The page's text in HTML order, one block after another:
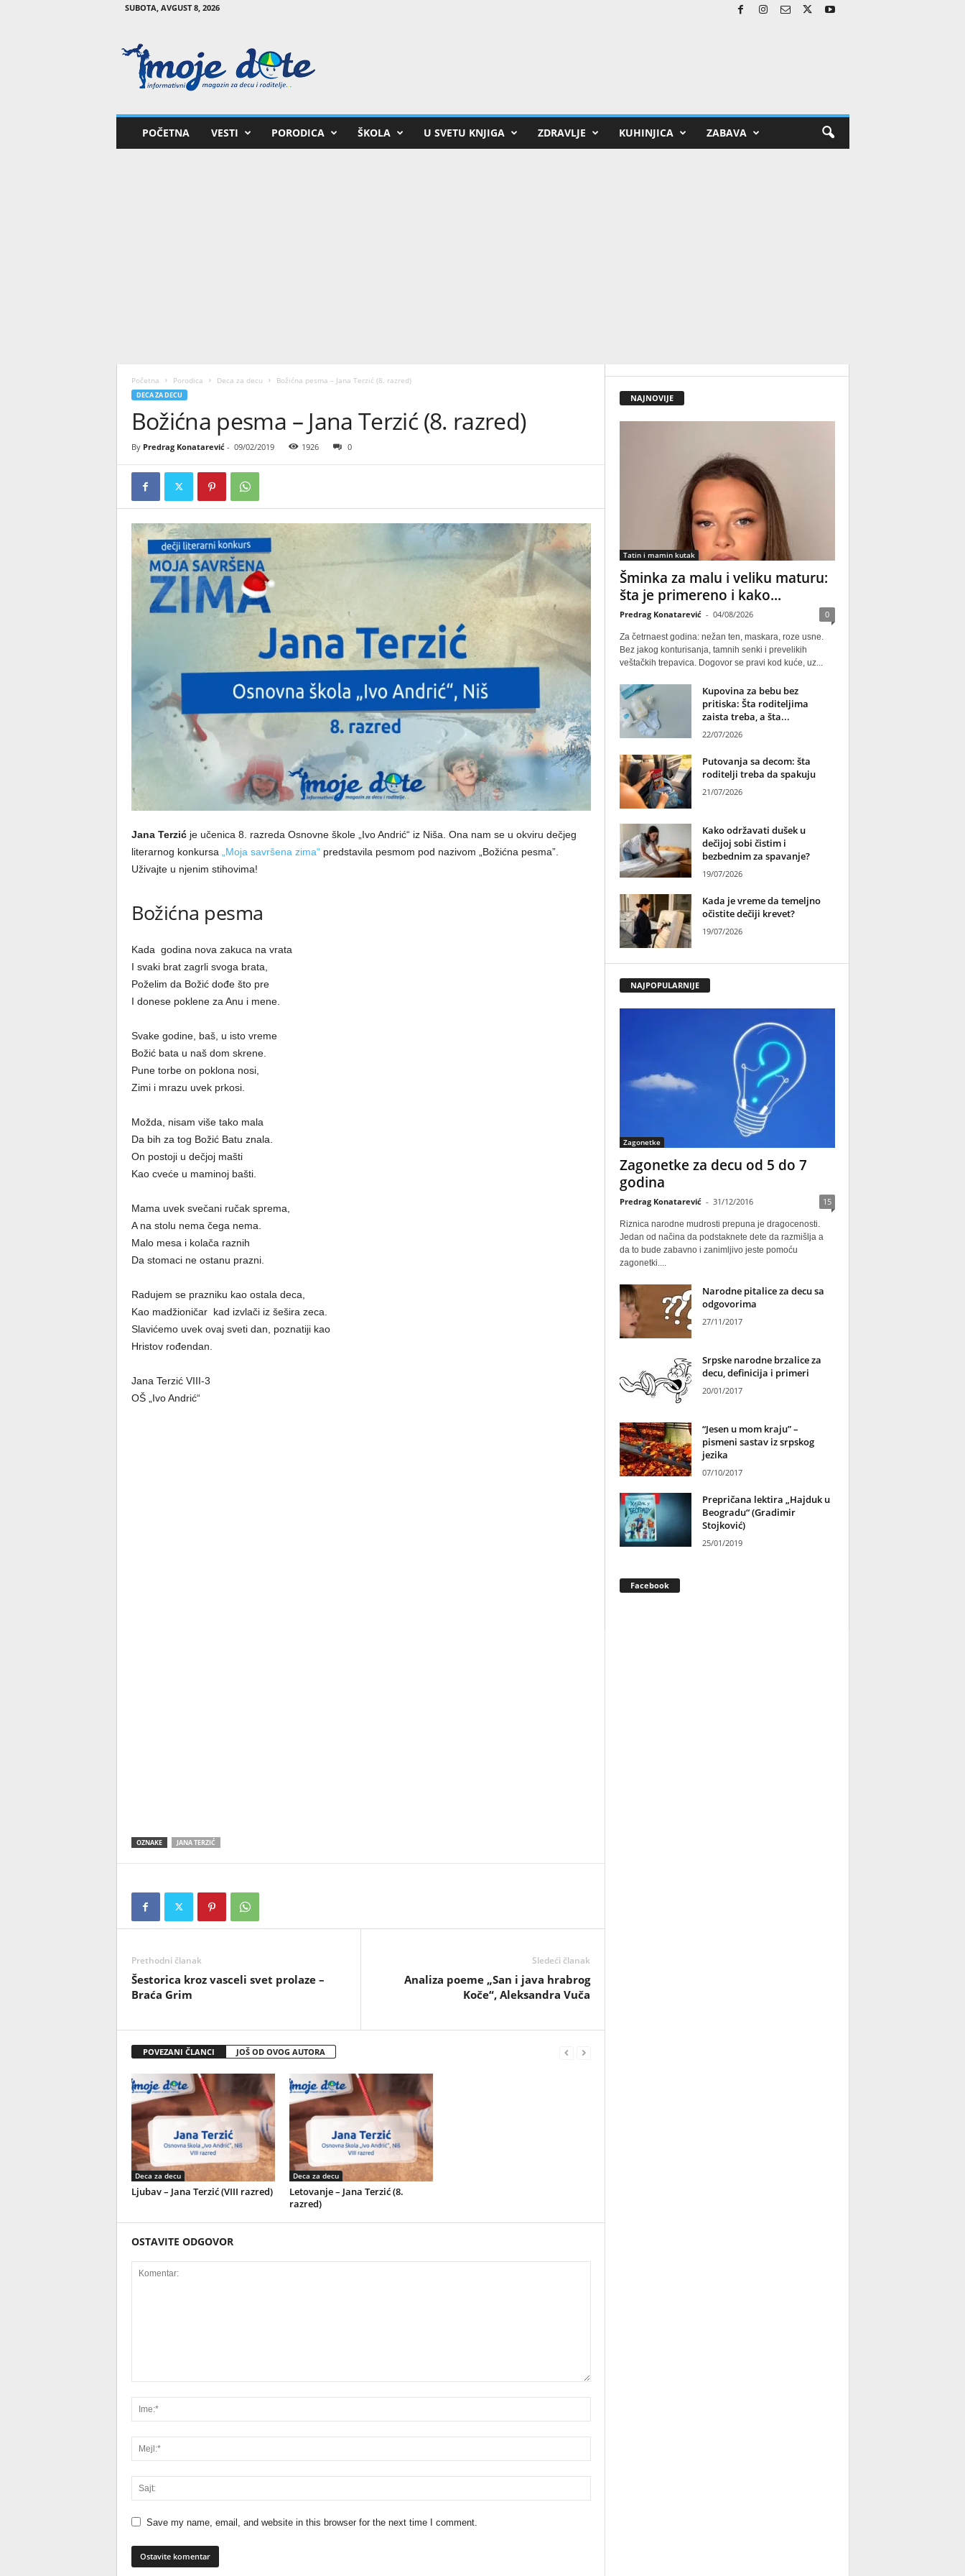
SUBOTA, AVGUST 8, 2026
o
POČETNA VESTI PORODICA ŠKOLA U SVETU KNJIGA ZDRAVLJE KUHINJICA ZABAVA
Početna Porodica Deca za decu Božićna pesma – Jana Terzić (8. razred)
DECA ZA DECU
Božićna pesma – Jana Terzić (8. razred)
By Predrag Konatarević- 09/02/2019 1926 0
Jana Terzićje učenica 8. razreda Osnovne škole „Ivo Andrić“ iz Niša. Ona nam se u okviru dečjeg
literarnog konkursa
„Moja savršena zima“ predstavila pesmom pod nazivom „Božićna pesma”.
Uživajte u njenim stihovima!
Božićna pesma
Kada godina nova zakuca na vrata
I svaki brat zagrli svoga brata,
Poželim da Božić dođe što pre
I donese poklene za Anu i mene.
Svake godine, baš, u isto vreme
Božić bata u naš dom skrene.
Pune torbe on poklona nosi,
Zimi i mrazu uvek prkosi.
Možda, nisam više tako mala
Da bih za tog Božić Batu znala.
On postoji u dečjoj mašti
Kao cveće u maminoj bašti.
Mama uvek svečani ručak sprema,
A na stolu nema čega nema.
Malo mesa i kolača raznih
Da stomaci ne ostanu prazni.
Radujem se prazniku kao ostala deca,
Kao madžioničar kad izvlači iz šešira zeca.
Slavićemo uvek ovaj sveti dan, poznatiji kao
Hristov rođendan.
Jana Terzić VIII-3
OŠ „Ivo Andrić“
OZNAKE JANA TERZIĆ
Prethodni članak
Šestorica kroz vasceli svet prolaze –
Braća Grim
Sledeći članak
Analiza poeme „San i java hrabrog
Koče“, Aleksandra Vuča
POVEZANI ČLANCI JOŠ OD OVOG AUTORA
Deca za decu
Ljubav – Jana Terzić (VIII razred)
Deca za decu
Letovanјe – Jana Terzić (8.
razred)
OSTAVITE ODGOVOR
Save my name, email, and website in this browser for the next time I comment.
NAJNOVIJE
Tatin i mamin kutak
Šminka za malu i veliku maturu:
šta je primereno i kako...
Predrag Konatarević - 04/08/2026 0
Za četrnaest godina: nežan ten, maskara, roze usne.
Bez jakog konturisanja, tamnih senki i prevelikih
veštačkih trepavica. Dogovor se pravi kod kuće, uz...
Kupovina za bebu bez
pritiska: Šta roditeljima
zaista treba, a šta...
22/07/2026
Putovanja sa decom: šta
roditelji treba da spakuju
21/07/2026
Kako održavati dušek u
dečijoj sobi čistim i
bezbednim za spavanje?
19/07/2026
Kada je vreme da temeljno
očistite dečiji krevet?
19/07/2026
NAJPOPULARNIJE
Zagonetke
Zagonetke za decu od 5 do 7
godina
Predrag Konatarević - 31/12/2016 15
Riznica narodne mudrosti prepuna je dragocenosti.
Jedan od načina da podstaknete dete da razmišlja a
da to bude zabavno i zanimljivo jeste pomoću
zagonetki....
Narodne pitalice za decu sa
odgovorima
27/11/2017
Srpske narodne brzalice za
decu, definicija i primeri
20/01/2017
“Jesen u mom kraju” –
pismeni sastav iz srpskog
jezika
07/10/2017
Prepričana lektira „Hajduk u
Beogradu“ (Gradimir
Stojković)
25/01/2019
Facebook